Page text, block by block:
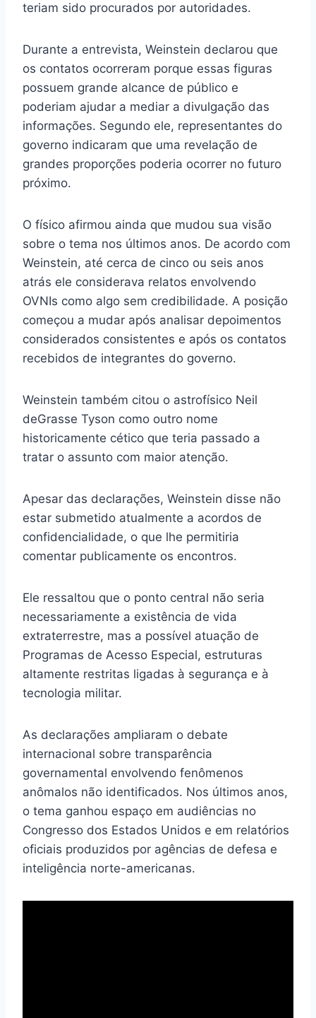
teriam sido procurados por autoridades.
Durante a entrevista, Weinstein declarou que
os contatos ocorreram porque essas figuras
possuem grande alcance de público e
poderiam ajudar a mediar a divulgação das
informações. Segundo ele, representantes do
governo indicaram que uma revelação de
grandes proporções poderia ocorrer no futuro
próximo.
O físico afirmou ainda que mudou sua visão
sobre o tema nos últimos anos. De acordo com
Weinstein, até cerca de cinco ou seis anos
atrás ele considerava relatos envolvendo
OVNIs como algo sem credibilidade. A posição
começou a mudar após analisar depoimentos
considerados consistentes e após os contatos
recebidos de integrantes do governo.
Weinstein também citou o astrofísico Neil
deGrasse Tyson como outro nome
historicamente cético que teria passado a
tratar o assunto com maior atenção.
Apesar das declarações, Weinstein disse não
estar submetido atualmente a acordos de
confidencialidade, o que lhe permitiria
comentar publicamente os encontros.
Ele ressaltou que o ponto central não seria
necessariamente a existência de vida
extraterrestre, mas a possível atuação de
Programas de Acesso Especial, estruturas
altamente restritas ligadas à segurança e à
tecnologia militar.
As declarações ampliaram o debate
internacional sobre transparência
governamental envolvendo fenômenos
anômalos não identificados. Nos últimos anos,
o tema ganhou espaço em audiências no
Congresso dos Estados Unidos e em relatórios
oficiais produzidos por agências de defesa e
inteligência norte-americanas.